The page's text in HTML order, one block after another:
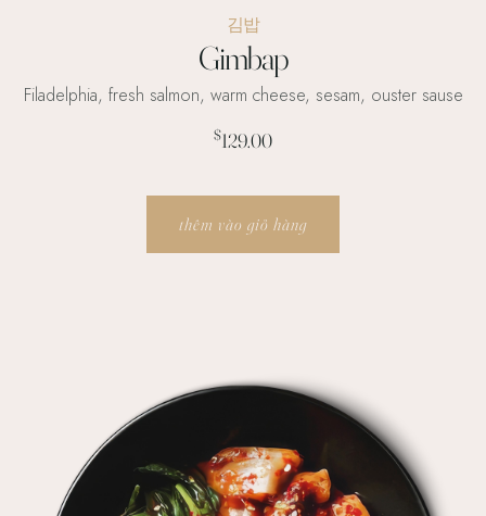
김밥
Gimbap
Filadelphia, fresh salmon, warm cheese, sesam, ouster sause
$129.00
thêm vào giỏ hàng